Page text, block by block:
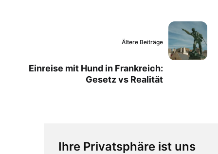
Ihre Privatsphäre ist uns
Ältere Beiträge
Einreise mit Hund in Frankreich:
Gesetz vs Realität